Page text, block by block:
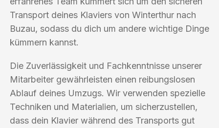
Transport deines Klaviers von Winterthur nach
Buzau, sodass du dich um andere wichtige Dinge
kümmern kannst.
Die Zuverlässigkeit und Fachkenntnisse unserer
Mitarbeiter gewährleisten einen reibungslosen
Ablauf deines Umzugs. Wir verwenden spezielle
Techniken und Materialien, um sicherzustellen,
dass dein Klavier während des Transports gut